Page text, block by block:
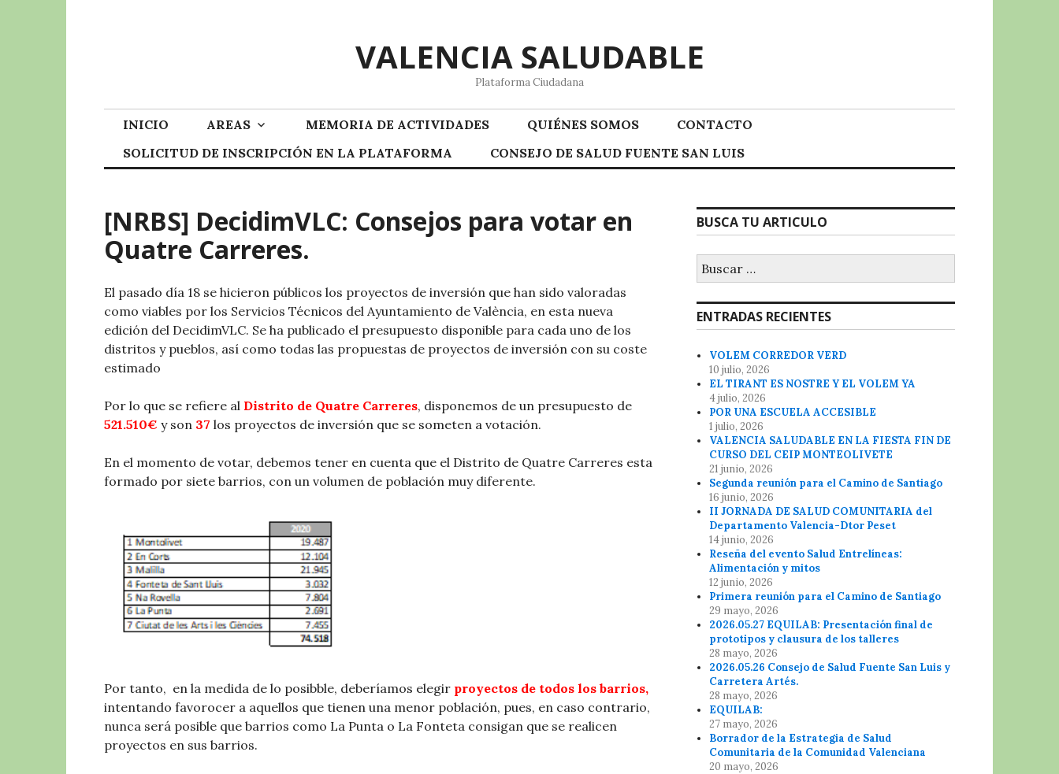
VALENCIA SALUDABLE
Plataforma Ciudadana
INICIO AREAS MEMORIA DE ACTIVIDADES QUIÉNES SOMOS
CONTACTO
SOLICITUD DE INSCRIPCIÓN EN LA PLATAFORMA
CONSEJO DE SALUD FUENTE SAN LUIS
[NRBS] DecidimVLC: Consejos para votar en
Quatre Carreres.
El pasado día 18 se hicieron públicos los proyectos de inversión que han sido valoradas
como viables por los Servicios Técnicos del Ayuntamiento de València, en esta nueva
edición del DecidimVLC. Se ha publicado el presupuesto disponible para cada uno de los
distritos y pueblos, así como todas las propuestas de proyectos de inversión con su coste
estimado
Por lo que se refiere al Distrito de Quatre Carreres, disponemos de un presupuesto de
521.510€ y son 37 los proyectos de inversión que se someten a votación.
En el momento de votar, debemos tener en cuenta que el Distrito de Quatre Carreres esta
formado por siete barrios, con un volumen de población muy diferente.
Por tanto, en la medida de lo posibble, deberíamos elegir proyectos de todos los barrios,
intentando favorocer a aquellos que tienen una menor población, pues, en caso contrario,
nunca será posible que barrios como La Punta o La Fonteta consigan que se realicen
proyectos en sus barrios.
BUSCA TU ARTICULO
ENTRADAS RECIENTES
VOLEM CORREDOR VERD
10 julio, 2026
EL TIRANT ES NOSTRE Y EL VOLEM YA
4 julio, 2026
POR UNA ESCUELA ACCESIBLE
1 julio, 2026
VALENCIA SALUDABLE EN LA FIESTA FIN DE
CURSO DEL CEIP MONTEOLIVETE
21 junio, 2026
Segunda reunión para el Camino de Santiago
16 junio, 2026
II JORNADA DE SALUD COMUNITARIA del
Departamento Valencia-Dtor Peset
14 junio, 2026
Reseña del evento Salud Entrelíneas:
Alimentación y mitos
12 junio, 2026
Primera reunión para el Camino de Santiago
29 mayo, 2026
2026.05.27 EQUILAB: Presentación final de
prototipos y clausura de los talleres
28 mayo, 2026
2026.05.26 Consejo de Salud Fuente San Luis y
Carretera Artés.
28 mayo, 2026
EQUILAB:
27 mayo, 2026
Borrador de la Estrategia de Salud
Comunitaria de la Comunidad Valenciana
20 mayo, 2026